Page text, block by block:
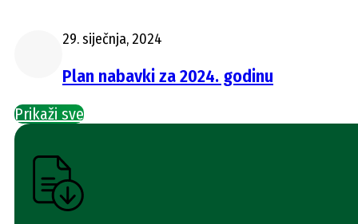
29. siječnja, 2024
Plan nabavki za 2024. godinu
Prikaži sve